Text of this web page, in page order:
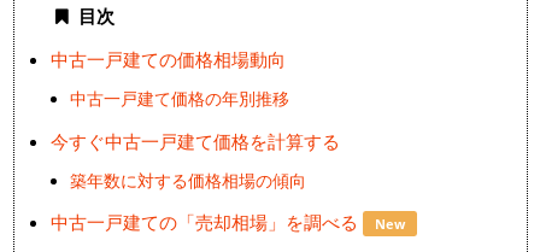
目次
中古一戸建ての価格相場動向
中古一戸建て価格の年別推移
今すぐ中古一戸建て価格を計算する
築年数に対する価格相場の傾向
中古一戸建ての「売却相場」を調べる New